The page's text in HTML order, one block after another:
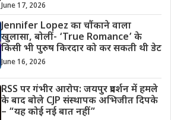
June 17, 2026
Jennifer Lopez का चौंकाने वाला
खुलासा, बोलीं- ‘True Romance’ के
किसी भी पुरुष किरदार को कर सकती थी डेट
June 16, 2026
RSS पर गंभीर आरोप: जयपुर प्रदर्शन में हमले
के बाद बोले CJP संस्थापक अभिजीत दिपके
– “यह कोई नई बात नहीं”